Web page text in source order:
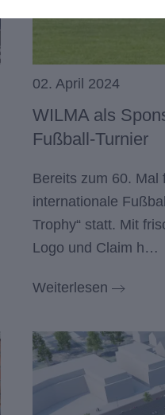
02. April 2024
WILMA als
Fußball-Turnier
Bereits zum 60. Mal
internationale
Trophy“ statt. Mit
Logo und Claim h…
Weiterlesen